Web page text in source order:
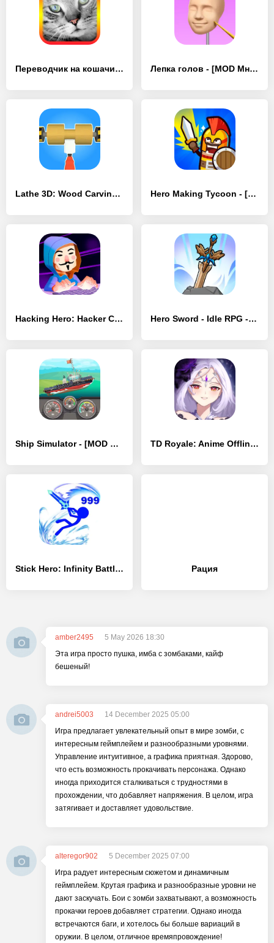
Переводчик на кошачий язык - [MOD Много монет] Лепка голов - [MOD Много денег]
Lathe 3D: Wood Carving Offline - [MOD Много монет] Hero Making Tycoon - [MOD Бесконечные монеты]
Hacking Hero: Hacker Clicker - [MOD Бесконечные деньги] Hero Sword - Idle RPG - [MOD Бесконечные деньги]
Ship Simulator - [MOD Много монет] TD Royale: Anime Offline Games - [MOD Много монет]
Stick Hero: Infinity Battle - [MOD Бесконечные деньги] Рация
amber2495
5 May 2026 18:30
Эта игра просто пушка, имба с зомбаками, кайф
бешеный!
andrei5003
14 December 2025 05:00
Игра предлагает увлекательный опыт в мире зомби, с
интересным геймплейем и разнообразными уровнями.
Управление интуитивное, а графика приятная. Здорово,
что есть возможность прокачивать персонажа. Однако
иногда приходится сталкиваться с трудностями в
прохождении, что добавляет напряжения. В целом, игра
затягивает и доставляет удовольствие.
alteregor902
5 December 2025 07:00
Игра радует интересным сюжетом и динамичным
геймплейем. Крутая графика и разнообразные уровни не
дают заскучать. Бои с зомби захватывают, а возможность
прокачки героев добавляет стратегии. Однако иногда
встречаются баги, и хотелось бы больше вариаций в
оружии. В целом, отличное времяпровождение!